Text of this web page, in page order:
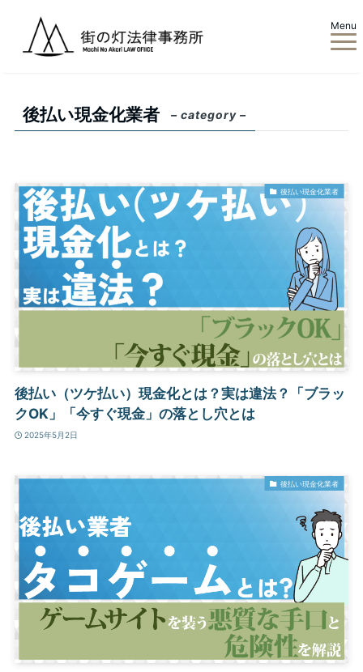
Menu
ホーム 後払い現金化業者
後払い現金化業者 – category –
後払い現金化業者
後払い（ツケ払い）現金化とは？実は違法？「ブラッ
クOK」「今すぐ現金」の落とし穴とは
2025年5月2日
後払い現金化業者